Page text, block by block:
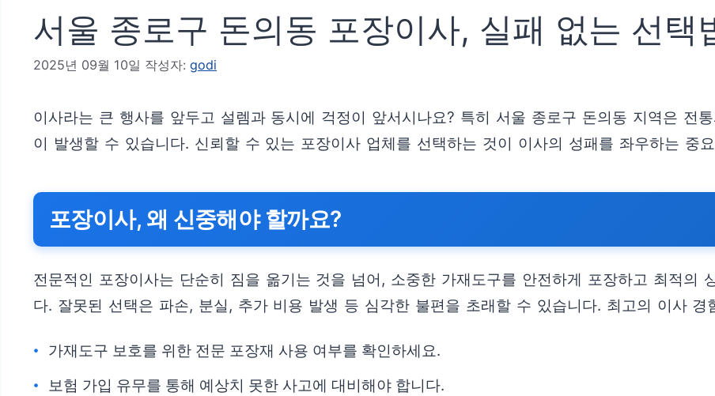
서울 종로구 돈의동 포장이사, 실패 없는 선택
2025년 09월 10일 작성자: godi
이사라는 큰 행사를 앞두고 설렘과 동시에 걱정이 앞서시나요? 특히 서울 종로구 돈의동 지역은 전
이 발생할 수 있습니다. 신뢰할 수 있는 포장이사 업체를 선택하는 것이 이사의 성패를 좌우하는 중
포장이사, 왜 신중해야 할까요?
전문적인 포장이사는 단순히 짐을 옮기는 것을 넘어, 소중한 가재도구를 안전하게 포장하고 최적의
다. 잘못된 선택은 파손, 분실, 추가 비용 발생 등 심각한 불편을 초래할 수 있습니다. 최고의 이사
가재도구 보호를 위한 전문 포장재 사용 여부를 확인하세요.
보험 가입 유무를 통해 예상치 못한 사고에 대비해야 합니다.